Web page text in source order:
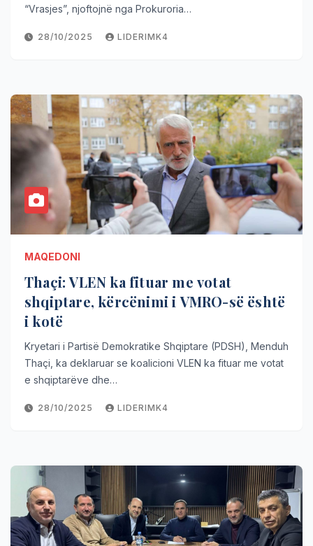
“Vrasjes”, njoftojnë nga Prokuroria…
28/10/2025 LIDERIMK4
MAQEDONI
Thaçi: VLEN ka fituar me votat
shqiptare, kërcënimi i VMRO-së është
i kotë
Kryetari i Partisë Demokratike Shqiptare (PDSH), Menduh
Thaçi, ka deklaruar se koalicioni VLEN ka fituar me votat
e shqiptarëve dhe…
28/10/2025 LIDERIMK4